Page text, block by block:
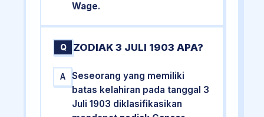
Wage.
Q ZODIAK 3 JULI 1903 APA?
A
Seseorang yang memiliki
batas kelahiran pada tanggal 3
Juli 1903 diklasifikasikan